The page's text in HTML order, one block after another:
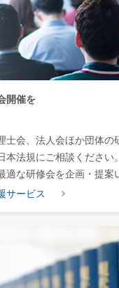
開催を
士会、法人会ほか団体の
本法規にご相談ください
適な研修会を企画・提案
サービス